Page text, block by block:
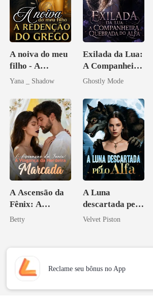
A noiva do meu
filho - A
Redenção do
Yana _ Shadow
Exilada da Lua:
A Companheira
Quebrada do
Ghostly Mode
A Ascensão da
Fênix: A
Vingança da
Betty
A Luna
descartada pelo
Alfa
Velvet Piston
Reclame seu bônus no App